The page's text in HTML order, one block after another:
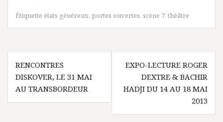
Étiquette états généreux, portes ouvertes, scène 7, théâtre
N
v
RENCONTRES
DISKOVER, LE 31 MAI
AU TRANSBORDEUR
EXPO-LECTURE ROGER
DEXTRE & BACHIR
HADJI DU 14 AU 18 MAI
2013